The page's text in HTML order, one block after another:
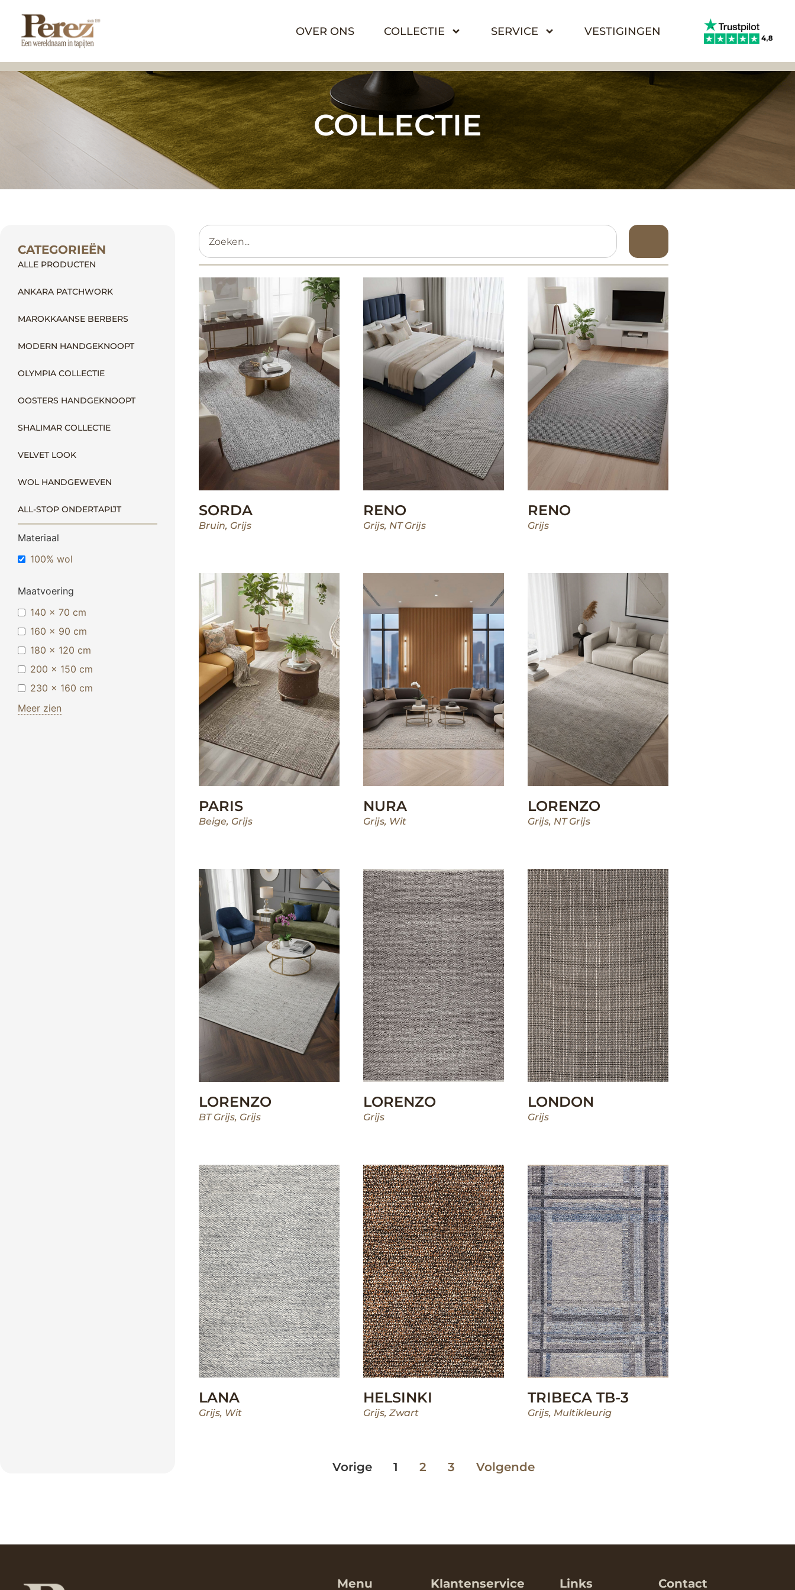
OVER ONS COLLECTIE SERVICE VESTIGINGEN
COLLECTIE
CATEGORIEËN
ALLE PRODUCTEN
ANKARA PATCHWORK
MAROKKAANSE BERBERS
MODERN HANDGEKNOOPT
OLYMPIA COLLECTIE
OOSTERS HANDGEKNOOPT
SHALIMAR COLLECTIE
VELVET LOOK
WOL HANDGEWEVEN
ALL-STOP ONDERTAPIJT
Materiaal
100% wol
Maatvoering
140 x 70 cm
160 x 90 cm
180 x 120 cm
200 x 150 cm
230 x 160 cm
Meer zien
SORDA
Bruin, Grijs
RENO
Grijs, NT Grijs
RENO
Grijs
PARIS
Beige, Grijs
NURA
Grijs, Wit
LORENZO
Grijs, NT Grijs
LORENZO
BT Grijs, Grijs
LORENZO
Grijs
LONDON
Grijs
LANA
Grijs, Wit
HELSINKI
Grijs, Zwart
TRIBECA TB-3
Grijs, Multikleurig
Vorige 1 2 3 Volgende
Menu Klantenservice Links Contact